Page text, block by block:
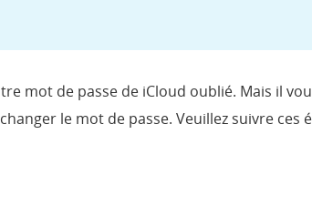
mot de passe de iCloud oublié. Mais il
le mot de passe. Veuillez suivre ces